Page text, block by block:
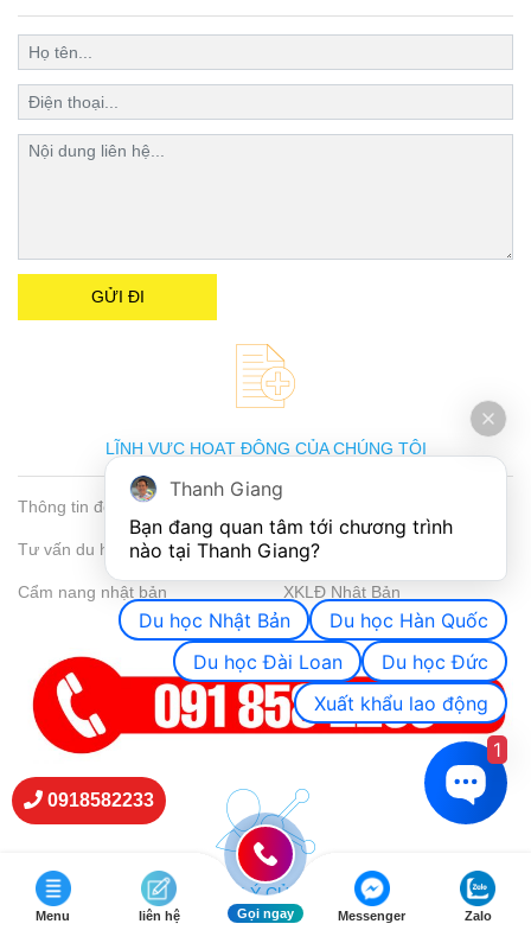
LĨNH VỰC HOẠT ĐỘNG CỦA CHÚNG TÔI
Thông tin đơn hàng
Tư vấn du học nhật bản Đào tạo tiếng nhật
Cẩm nang nhật bản XKLĐ Nhật Bản
CHI NHÁNH ĐẠI LÝ CỦA THANH GIANG
0918582233
Menu liên hệ Gọi ngay Messenger Zalo
Thanh Giang
Bạn đang quan tâm tới chương trình
nào tại Thanh Giang?
Du học Nhật Bản
Du học Hàn Quốc
Du học Đài Loan
Du học Đức
Xuất khẩu lao động
1